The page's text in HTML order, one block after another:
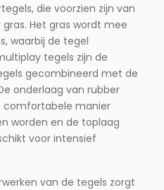
die voorzien zijn van
Het gras wordt mee
waarbij de tegel
tegels zijn de
gecombineerd met de
onderlaag van rubber
comfortabele manier
worden en de toplaag
voor intensief
van de tegels zorgt